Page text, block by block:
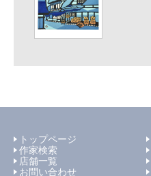
トップページ
作家検索
店舗一覧
お問い合わせ